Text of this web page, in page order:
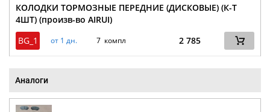
КОЛОДКИ ТОРМОЗНЫЕ ПЕРЕДНИЕ (ДИСКОВЫЕ) (К-Т
4ШТ) (произв-во AIRUI)
BG_1
от 1 дн. 7 компл 2 785
Аналоги